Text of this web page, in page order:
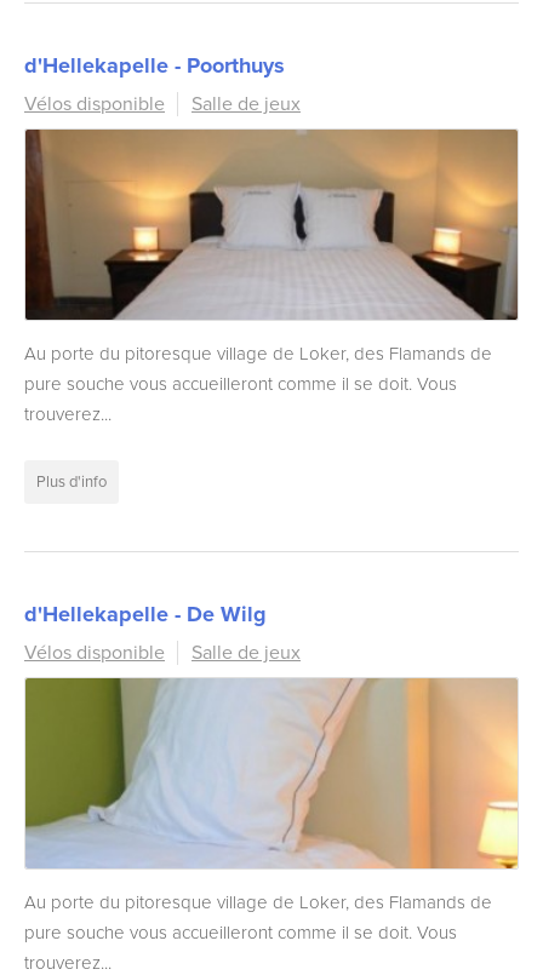
d'Hellekapelle - Poorthuys
Vélos disponible Salle de jeux
Au porte du pitoresque village de Loker, des Flamands de
pure souche vous accueilleront comme il se doit. Vous
trouverez...
Plus d'info
d'Hellekapelle - De Wilg
Vélos disponible Salle de jeux
Au porte du pitoresque village de Loker, des Flamands de
pure souche vous accueilleront comme il se doit. Vous
trouverez...